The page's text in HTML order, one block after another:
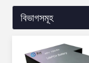
বিভাগসমূহ